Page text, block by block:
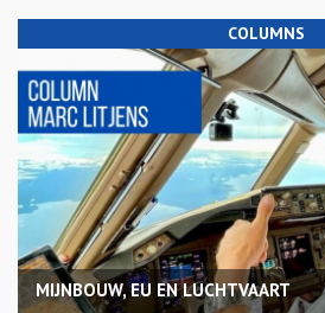
COLUMNS
MIJNBOUW, EU EN LUCHTVAART